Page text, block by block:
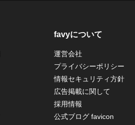
favyについて
運営会社
プライバシーポリシー
情報セキュリティ方針
広告掲載に関して
採用情報
公式ブログ favicon